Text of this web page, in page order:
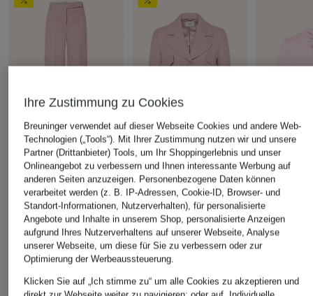
DOROTHEE
SCHUMACHER
Marlenehose LAYERED
COOLNESS
CHF 309
Ursprünglich:CHF 599
DOROTHEE
SCHUMACHER
Blazer LAYERED
COOLNESS
CHF 559
Ursprünglich:CHF 699
DOROTHEE
Blazer
ESSENCE
CHF 499
ÄHNLICHE ARTIKEL ENTDECKEN
Ihre Zustimmung zu Cookies
Breuninger verwendet auf dieser Webseite Cookies und andere Web-
Technologien („Tools“). Mit Ihrer Zustimmung nutzen wir und unsere
Partner (Drittanbieter) Tools, um Ihr Shoppingerlebnis und unser
Onlineangebot zu verbessern und Ihnen interessante Werbung auf
anderen Seiten anzuzeigen. Personenbezogene Daten können
verarbeitet werden (z. B. IP-Adressen, Cookie-ID, Browser- und
Standort-Informationen, Nutzerverhalten), für personalisierte
Angebote und Inhalte in unserem Shop, personalisierte Anzeigen
aufgrund Ihres Nutzerverhaltens auf unserer Webseite, Analyse
unserer Webseite, um diese für Sie zu verbessern oder zur
Optimierung der Werbeaussteuerung.
Klicken Sie auf „Ich stimme zu“ um alle Cookies zu akzeptieren und